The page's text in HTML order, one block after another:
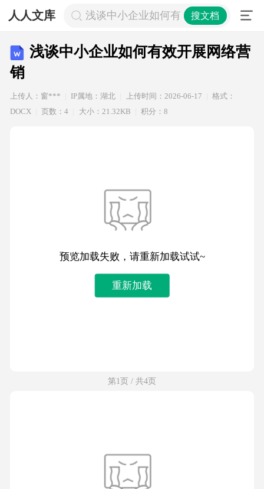
人人文库 浅谈中小企业如何有效开展网络营销
搜文档
浅谈中小企业如何有效开展网络营
销
上传人：窗*** IP属地：湖北 上传时间：2026-06-17
格式：
DOCX
页数：4 大小：21.32KB 积分：8
预览加载失败，请重新加载试试~
重新加载
第1页 / 共4页